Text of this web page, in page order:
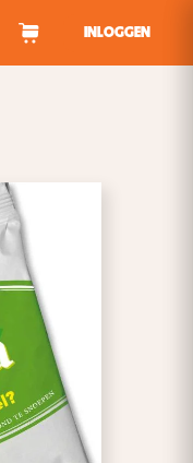
INLOGGEN